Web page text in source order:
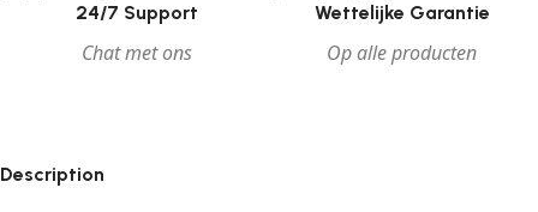
24/7 Support
Chat met ons
Wettelijke Garantie
Op alle producten
Description